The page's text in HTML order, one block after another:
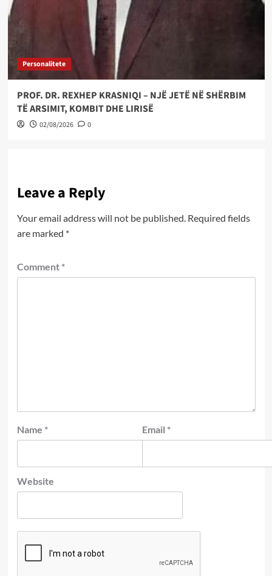
Personalitete
PROF. DR. REXHEP KRASNIQI – NJË JETË NË SHËRBIM
TË ARSIMIT, KOMBIT DHE LIRISË
02/08/2026 0
Leave a Reply
Your email address will not be published. Required fields
are marked *
Comment *
Name * Email *
Website